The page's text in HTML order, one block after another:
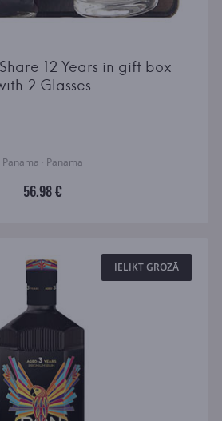
12 Years in gift box
2 Glasses
Panama · Panama
56.98 €
IELIKT GROZĀ